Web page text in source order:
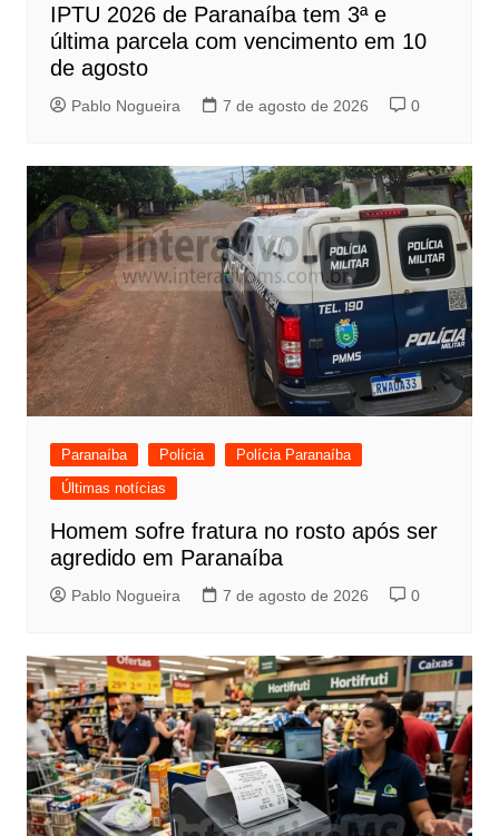
IPTU 2026 de Paranaíba tem 3ª e
última parcela com vencimento em 10
de agosto
Pablo Nogueira 7 de agosto de 2026 0
Paranaíba Polícia
Polícia Paranaíba
Últimas notícias
Homem sofre fratura no rosto após ser
agredido em Paranaíba
Pablo Nogueira 7 de agosto de 2026 0